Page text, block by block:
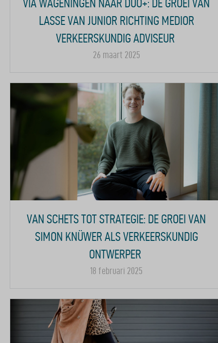
LASSE VAN JUNIOR RICHTING MEDIOR
VERKEERSKUNDIG ADVISEUR
26 maart 2025
VAN SCHETS TOT STRATEGIE: DE GROEI VAN
SIMON KNÜWER ALS VERKEERSKUNDIG
ONTWERPER
18 februari 2025